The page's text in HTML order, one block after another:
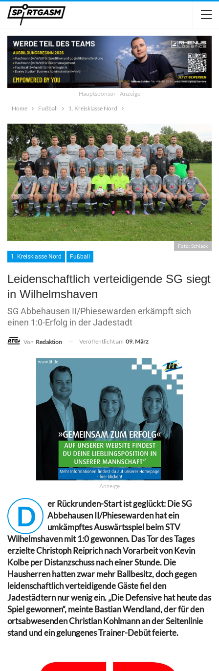
Hauptsponsor - Anzeige
Home
Fußball 1. Kreisklasse Nord
Foto: Schlack
1. Kreisklasse Nord Fußball
Leidenschaftlich verteidigende SG siegt
in Wilhelmshaven
SG Abbehausen II/Phiesewarden erkämpft sich
einen 1:0-Erfolg in der Jadestadt
Von Redaktion Veröffentlicht am 09. März
Anzeige
D
er Rückrunden-Start ist geglückt: Die SG
Abbehausen II/Phiesewarden hat ein
umkämpftes Auswärtsspiel beim STV
Wilhelmshaven mit 1:0 gewonnen. Das Tor des Tages
erzielte Christoph Reiprich nach Vorarbeit von Kevin
Kolbe per Distanzschuss nach einer Stunde. Die
Hausherren hatten zwar mehr Ballbesitz, doch gegen
leidenschaftlich verteidigende Gäste fiel den
Jadestädtern nur wenig ein. „Die Defensive hat heute das
Spiel gewonnen“, meinte Bastian Wendland, der für den
ortsabwesenden Christian Kohlmann an der Seitenlinie
stand und ein gelungenes Trainer-Debüt feierte.